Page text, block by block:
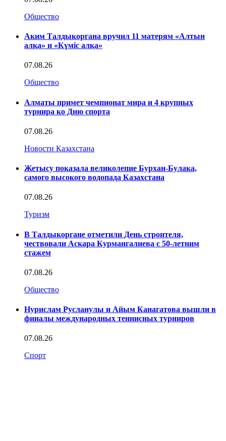
Общество
Аким Талдыкоргана вручил 11 матерям «Алтын
алқа» и «Күміс алқа»
07.08.26
Общество
Алматы примет чемпионат мира и 4 крупных
турнира ко Дню спорта
07.08.26
Новости Казахстана
Жетысу показала великолепие Бурхан-Булака,
самого высокого водопада Казахстана
07.08.26
Туризм
В Талдыкоргане отметили День строителя,
чествовали Аскара Курмангалиева с 50-летним
стажем
07.08.26
Общество
Нурислам Русланулы и Айым Канагатова вышли в
финалы международных теннисных турниров
07.08.26
Спорт